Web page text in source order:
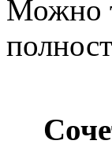
Можно